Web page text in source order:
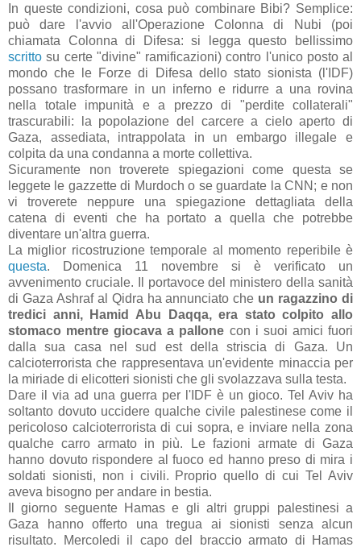
In queste condizioni, cosa può combinare Bibi? Semplice:
può dare l'avvio all'Operazione Colonna di Nubi (poi
chiamata Colonna di Difesa: si legga questo bellissimo
scritto su certe "divine" ramificazioni) contro l'unico posto al
mondo che le Forze di Difesa dello stato sionista (l'IDF)
possano trasformare in un inferno e ridurre a una rovina
nella totale impunità e a prezzo di "perdite collaterali"
trascurabili: la popolazione del carcere a cielo aperto di
Gaza, assediata, intrappolata in un embargo illegale e
colpita da una condanna a morte collettiva.
Sicuramente non troverete spiegazioni come questa se
leggete le gazzette di Murdoch o se guardate la CNN; e non
vi troverete neppure una spiegazione dettagliata della
catena di eventi che ha portato a quella che potrebbe
diventare un'altra guerra.
La miglior ricostruzione temporale al momento reperibile è
questa. Domenica 11 novembre si è verificato un
avvenimento cruciale. Il portavoce del ministero della sanità
di Gaza Ashraf al Qidra ha annunciato che un ragazzino di
tredici anni, Hamid Abu Daqqa, era stato colpito allo
stomaco mentre giocava a pallone con i suoi amici fuori
dalla sua casa nel sud est della striscia di Gaza. Un
calcioterrorista che rappresentava un'evidente minaccia per
la miriade di elicotteri sionisti che gli svolazzava sulla testa.
Dare il via ad una guerra per l'IDF è un gioco. Tel Aviv ha
soltanto dovuto uccidere qualche civile palestinese come il
pericoloso calcioterrorista di cui sopra, e inviare nella zona
qualche carro armato in più. Le fazioni armate di Gaza
hanno dovuto rispondere al fuoco ed hanno preso di mira i
soldati sionisti, non i civili. Proprio quello di cui Tel Aviv
aveva bisogno per andare in bestia.
Il giorno seguente Hamas e gli altri gruppi palestinesi a
Gaza hanno offerto una tregua ai sionisti senza alcun
risultato. Mercoledi il capo del braccio armato di Hamas